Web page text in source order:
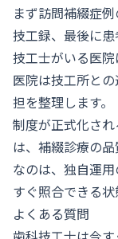
まず訪問補綴症
技工録、最後に
技工士がいる医
医院は技工所と
担を整理します。
制度が正式化さ
は、補綴診療の
なのは、独自運
すぐ照合できる状
よくある質問